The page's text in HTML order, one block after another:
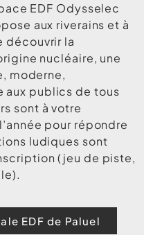
EDF Odysselec
aux riverains et à
découvrir la
nucléaire, une
moderne,
publics de tous
sont à votre
pour répondre
ludiques sont
(jeu de piste,
EDF de Paluel